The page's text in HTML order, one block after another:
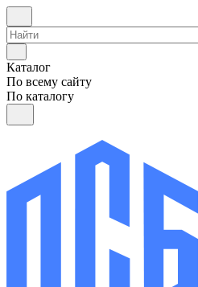
Каталог
По всему сайту
По каталогу